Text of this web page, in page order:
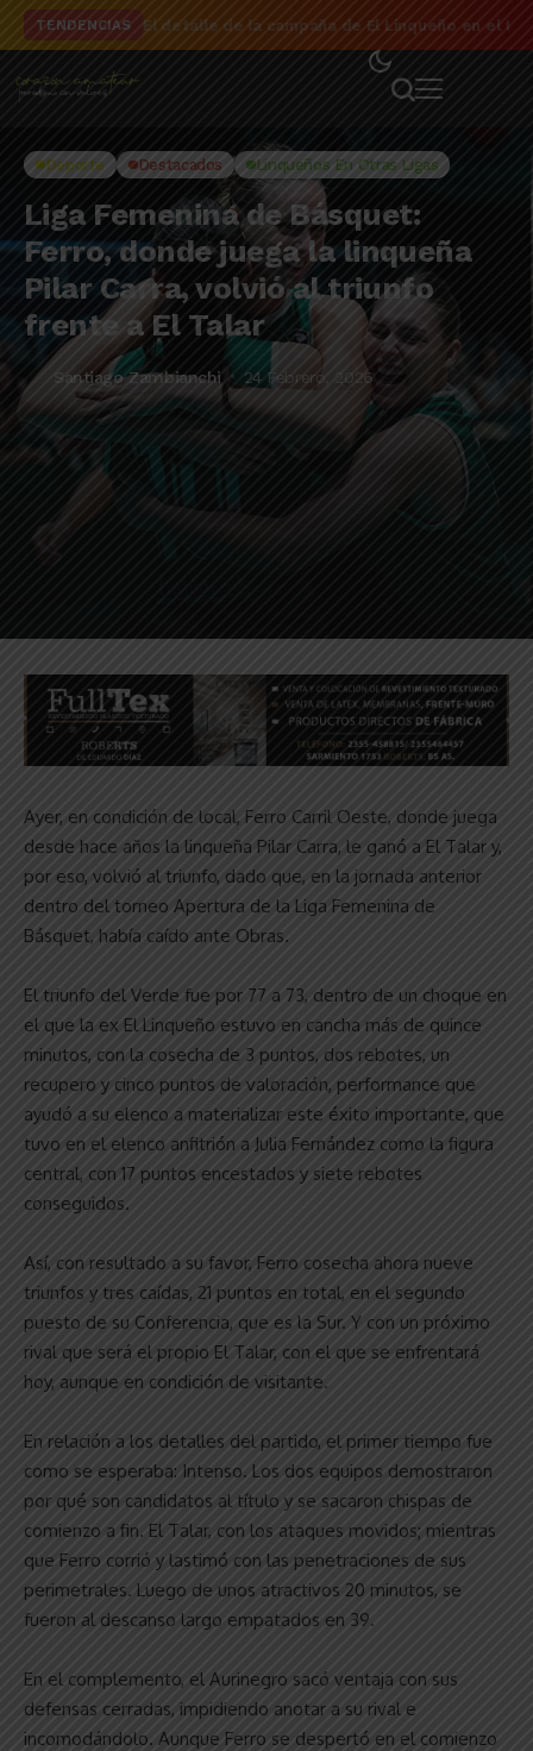
TENDENCIAS El detalle de la campaña de El Linqueño en el
Deporte Destacados Linqueños En Otras Ligas
Liga Femenina de Básquet:
Ferro, donde juega la linqueña
Pilar Carra, volvió al triunfo
frente a El Talar
Santiago Zambianchi 24 Febrero, 2026
Ayer, en condición de local, Ferro Carril Oeste, donde juega
desde hace años la linqueña Pilar Carra, le ganó a El Talar y,
por eso, volvió al triunfo, dado que, en la jornada anterior
dentro del torneo Apertura de la Liga Femenina de
Básquet, había caído ante Obras.
El triunfo del Verde fue por 77 a 73, dentro de un choque en
el que la ex El Linqueño estuvo en cancha más de quince
minutos, con la cosecha de 3 puntos, dos rebotes, un
recupero y cinco puntos de valoración, performance que
ayudó a su elenco a materializar este éxito importante, que
tuvo en el elenco anfitrión a Julia Fernández como la figura
central, con 17 puntos encestados y siete rebotes
conseguidos.
Así, con resultado a su favor, Ferro cosecha ahora nueve
triunfos y tres caídas, 21 puntos en total, en el segundo
puesto de su Conferencia, que es la Sur. Y con un próximo
rival que será el propio El Talar, con el que se enfrentará
hoy, aunque en condición de visitante.
En relación a los detalles del partido, el primer tiempo fue
como se esperaba: Intenso. Los dos equipos demostraron
por qué son candidatos al título y se sacaron chispas de
comienzo a fin. El Talar, con los ataques movidos; mientras
que Ferro corrió y lastimó con las penetraciones de sus
perimetrales. Luego de unos atractivos 20 minutos, se
fueron al descanso largo empatados en 39.
En el complemento, el Aurinegro sacó ventaja con sus
defensas cerradas, impidiendo anotar a su rival e
incomodándolo. Aunque Ferro se despertó en el comienzo